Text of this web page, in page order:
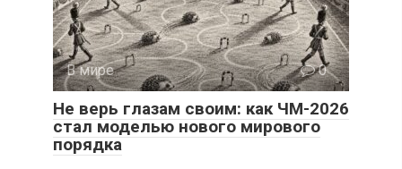
В мире 0
Не верь глазам своим: как ЧМ-2026
стал моделью нового мирового
порядка